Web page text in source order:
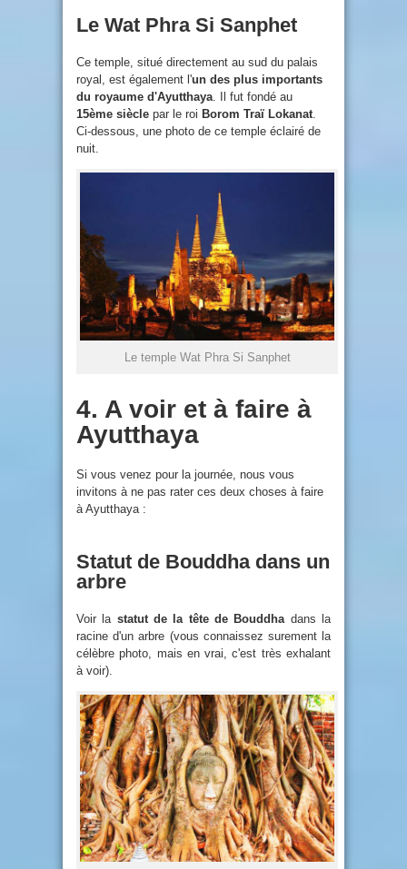
Le Wat Phra Si Sanphet
Ce temple, situé directement au sud du palais
royal, est également l'un des plus importants
du royaume d'Ayutthaya. Il fut fondé au
15ème siècle par le roi Borom Traï Lokanat.
Ci-dessous, une photo de ce temple éclairé de
nuit.
Le temple Wat Phra Si Sanphet
4. A voir et à faire à
Ayutthaya
Si vous venez pour la journée, nous vous
invitons à ne pas rater ces deux choses à faire
à Ayutthaya :
Statut de Bouddha dans un
arbre
Voir la statut de la tête de Bouddha dans la
racine d'un arbre (vous connaissez surement la
célèbre photo, mais en vrai, c'est très exhalant
à voir).